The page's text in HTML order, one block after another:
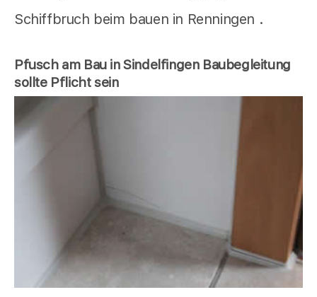
Schiffbruch beim bauen in Renningen .
Pfusch am Bau in Sindelfingen Baubegleitung
sollte Pflicht sein